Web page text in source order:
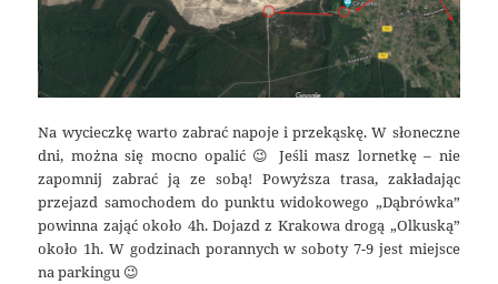
Na wycieczkę warto zabrać napoje i przekąskę. W słoneczne
dni, można się mocno opalić 😉 Jeśli masz lornetkę – nie
zapomnij zabrać ją ze sobą! Powyższa trasa, zakładając
przejazd samochodem do punktu widokowego „Dąbrówka”
powinna zająć około 4h. Dojazd z Krakowa drogą „Olkuską”
około 1h. W godzinach porannych w soboty 7-9 jest miejsce
na parkingu 😉